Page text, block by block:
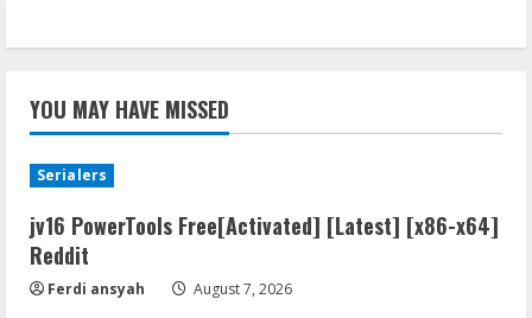
YOU MAY HAVE MISSED
Serialers
jv16 PowerTools Free[Activated] [Latest] [x86-x64]
Reddit
Ferdi ansyah August 7, 2026